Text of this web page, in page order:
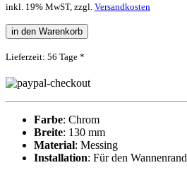
inkl. 19% MwST, zzgl. Versandkosten
in den Warenkorb
Lieferzeit: 56 Tage *
Farbe: Chrom
Breite: 130 mm
Material: Messing
Installation: Für den Wannenrand